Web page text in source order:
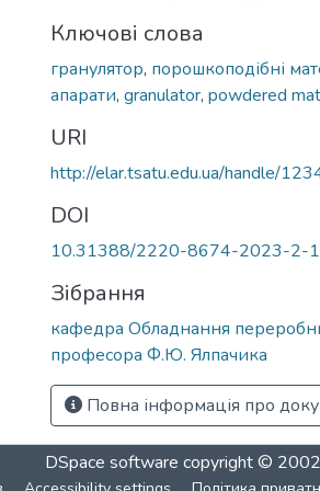
Ключові слова
гранулятор, порошкоподібні
апарати, granulator, powdered
URI
http://elar.tsatu.edu.ua/handle/
DOI
10.31388/2220-8674-2023-2-
Зібрання
кафедра Обладнання
професора Ф.Ю. Ялпачика
Повна інформація про
DSpace software copyright ©